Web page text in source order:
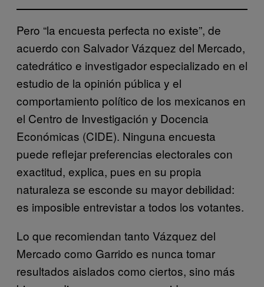
Pero “la encuesta perfecta no existe”, de
acuerdo con Salvador Vázquez del Mercado,
catedrático e investigador especializado en el
estudio de la opinión pública y el
comportamiento político de los mexicanos en
el Centro de Investigación y Docencia
Económicas (CIDE). Ninguna encuesta
puede reflejar preferencias electorales con
exactitud, explica, pues en su propia
naturaleza se esconde su mayor debilidad:
es imposible entrevistar a todos los votantes.
Lo que recomiendan tanto Vázquez del
Mercado como Garrido es nunca tomar
resultados aislados como ciertos, sino más